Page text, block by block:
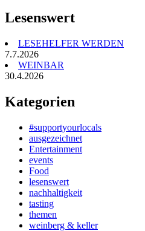
Lesenswert
LESEHELFER WERDEN
7.7.2026
WEINBAR
30.4.2026
Kategorien
#supportyourlocals
ausgezeichnet
Entertainment
events
Food
lesenswert
nachhaltigkeit
tasting
themen
weinberg & keller